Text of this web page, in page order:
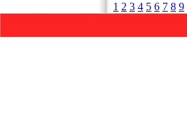
1 2 3 4 5 6 7 8 9